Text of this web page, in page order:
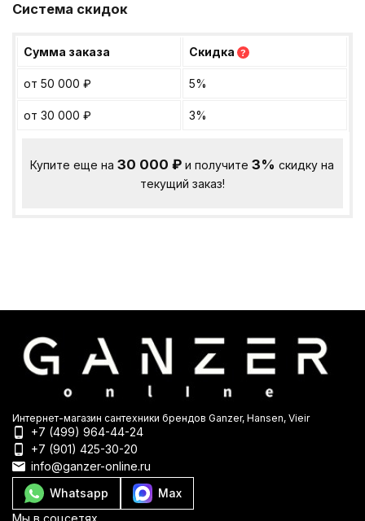
Система скидок
Сумма заказа Скидка ?
от 50 000 ₽ 5%
от 30 000 ₽ 3%
Купите еще на30 000₽ и получите3% скидку на
текущий заказ!
Интернет-магазин сантехники брендов Ganzer, Hansen, Vieir
+7 (499) 964-44-24
+7 (901) 425-30-20
info@ganzer-online.ru
Whatsapp
Max
Мы в соцсетях